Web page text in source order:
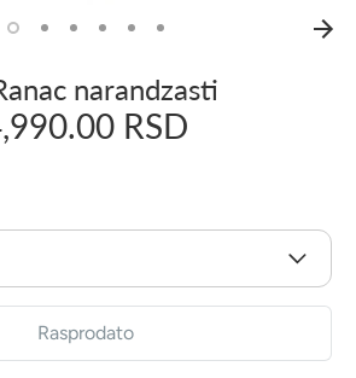
narandzasti
RSD
Rasprodato